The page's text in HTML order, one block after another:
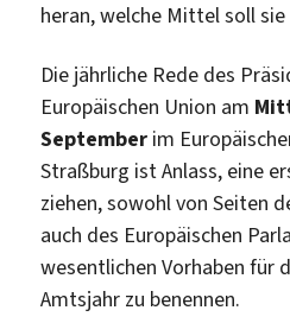
heran, welche Mittel soll sie
Die jährliche Rede des
Europäischen Union am
September im
Straßburg ist Anlass, eine
ziehen, sowohl von Seiten
auch des Europäischen
wesentlichen Vorhaben für
Amtsjahr zu benennen.